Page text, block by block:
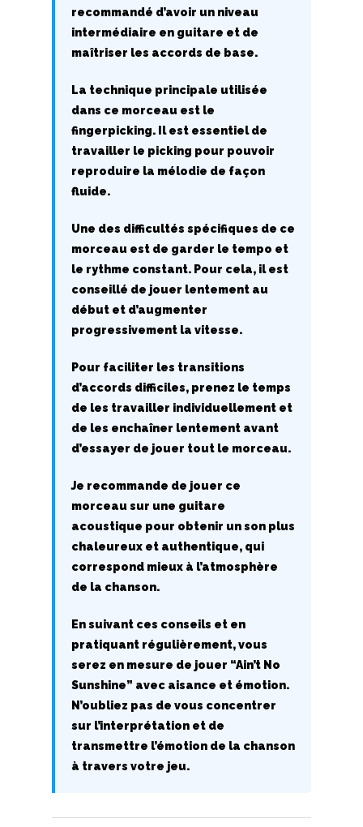
recommandé d’avoir un niveau
intermédiaire en guitare et de
maîtriser les accords de base.
La technique principale utilisée
dans ce morceau est le
fingerpicking. Il est essentiel de
travailler le picking pour pouvoir
reproduire la mélodie de façon
fluide.
Une des difficultés spécifiques de ce
morceau est de garder le tempo et
le rythme constant. Pour cela, il est
conseillé de jouer lentement au
début et d’augmenter
progressivement la vitesse.
Pour faciliter les transitions
d’accords difficiles, prenez le temps
de les travailler individuellement et
de les enchaîner lentement avant
d’essayer de jouer tout le morceau.
Je recommande de jouer ce
morceau sur une guitare
acoustique pour obtenir un son plus
chaleureux et authentique, qui
correspond mieux à l’atmosphère
de la chanson.
En suivant ces conseils et en
pratiquant régulièrement, vous
serez en mesure de jouer “Ain’t No
Sunshine” avec aisance et émotion.
N’oubliez pas de vous concentrer
sur l’interprétation et de
transmettre l’émotion de la chanson
à travers votre jeu.
J
K
L
M
N
P
Q
T
U
V
W
X
Y
Nouvelles tabs
Top 100
Accords de guitare